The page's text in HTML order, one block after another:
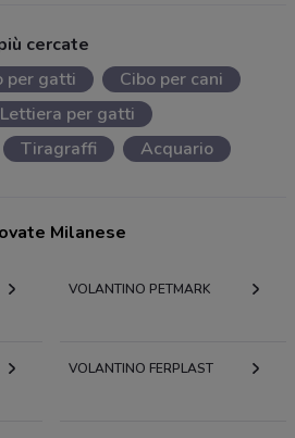
cercate
per gatti
Cibo per cani
Lettiera per gatti
Tiragraffi Acquario
Milanese
VOLANTINO PETMARK
VOLANTINO FERPLAST